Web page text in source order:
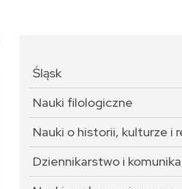
Śląsk
Nauki filologiczne
Nauki o historii, kulturze i
Dziennikarstwo i